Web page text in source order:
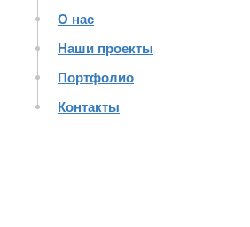
О нас
Наши проекты
Портфолио
Контакты